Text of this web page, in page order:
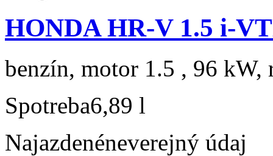
HONDA HR-V 1.5 i-
benzín, motor 1.5 , 96 kW,
Spotreba6,89 l
Najazdenéneverejný údaj